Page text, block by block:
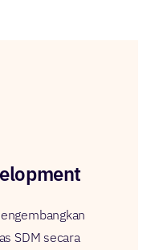
SDM secara